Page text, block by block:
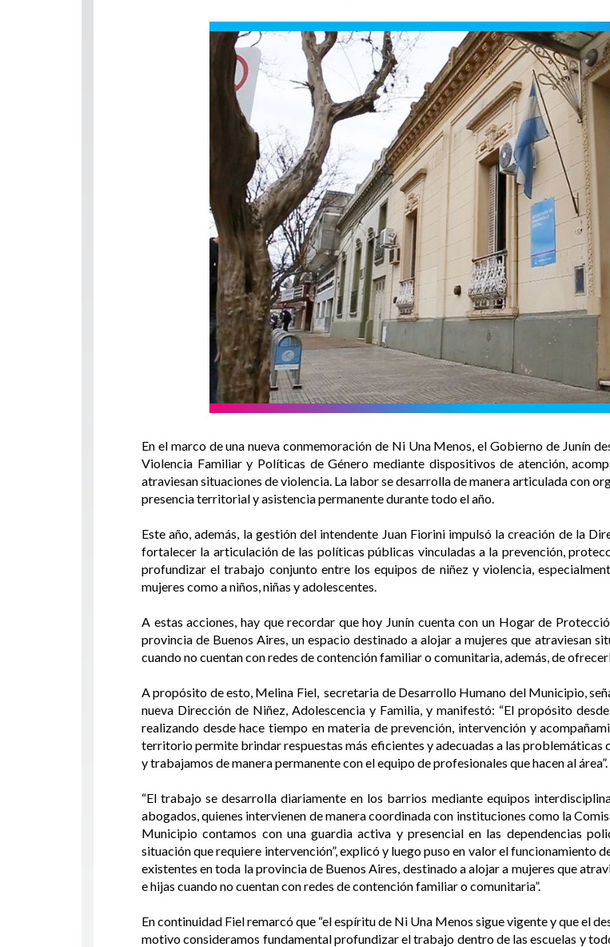
En el marco de una nueva conmemoración de Ni Una Menos, el Gobierno de Junín
Violencia Familiar y Políticas de Género mediante dispositivos de atención,
atraviesan situaciones de violencia. La labor se desarrolla de manera articulada con
presencia territorial y asistencia permanente durante todo el año.
Este año, además, la gestión del intendente Juan Fiorini impulsó la creación de la
fortalecer la articulación de las políticas públicas vinculadas a la prevención,
profundizar el trabajo conjunto entre los equipos de niñez y violencia,
mujeres como a niños, niñas y adolescentes.
A estas acciones, hay que recordar que hoy Junín cuenta con un Hogar de
provincia de Buenos Aires, un espacio destinado a alojar a mujeres que atraviesan
cuando no cuentan con redes de contención familiar o comunitaria, además, de
A propósito de esto, Melina Fiel, secretaria de Desarrollo Humano del Municipio,
nueva Dirección de Niñez, Adolescencia y Familia, y manifestó: “El propósito
realizando desde hace tiempo en materia de prevención, intervención y
territorio permite brindar respuestas más eficientes y adecuadas a las problemáticas
y trabajamos de manera permanente con el equipo de profesionales que hacen al área”.
“El trabajo se desarrolla diariamente en los barrios mediante equipos
abogados, quienes intervienen de manera coordinada con instituciones como la
Municipio contamos con una guardia activa y presencial en las dependencias
situación que requiere intervención”, explicó y luego puso en valor el funcionamiento
existentes en toda la provincia de Buenos Aires, destinado a alojar a mujeres que
e hijas cuando no cuentan con redes de contención familiar o comunitaria”.
En continuidad Fiel remarcó que “el espíritu de Ni Una Menos sigue vigente y que el
motivo consideramos fundamental profundizar el trabajo dentro de las escuelas y